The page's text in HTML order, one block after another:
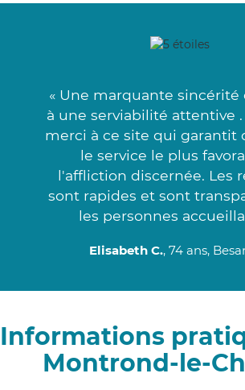
« Une marquante sincérité
à une serviabilité attentive
merci à ce site qui garantit
le service le plus
l'affliction discernée. Les
sont rapides et sont
les personnes
Elisabeth C., 74 ans,
Informations
Montrond-le-